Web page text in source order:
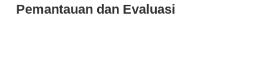
Pemantauan dan Evaluasi